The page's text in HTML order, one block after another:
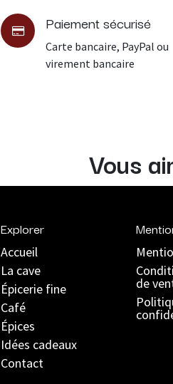
Paiement sécurisé
Carte bancaire, PayPal ou
virement bancaire
Vous
Explorer
Accueil
La cave
Épicerie fine
Café
Épices
Idées cadeaux
Contact
C
de